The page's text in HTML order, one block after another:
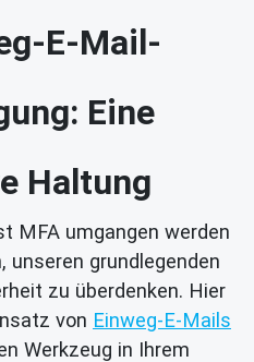
E-Mail-
Eine
Haltung
MFA umgangen werden
unseren grundlegenden
zu überdenken. Hier
von Einweg-E-Mails
Werkzeug in Ihrem